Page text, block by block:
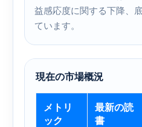
益感応度に関する下降、
ています。
現在の市場概況
メトリ
ック
最新の読
書